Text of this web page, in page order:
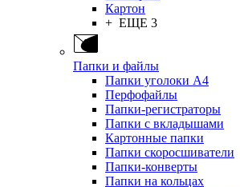
Картон
+ ЕЩЕ 3
Папки и файлы
Папки уголоки А4
Перфофайлы
Папки-регистраторы
Папки с вкладышами
Картонные папки
Папки скоросшиватели
Папки-конверты
Папки на кольцах